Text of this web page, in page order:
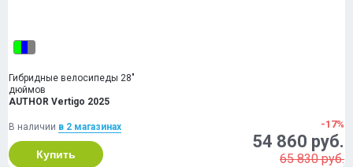
Гибридные велосипеды 28"
дюймов
AUTHOR Vertigo 2025
В наличии в 2 магазинах
Купить
-17%
54 860 руб.
65 830 руб.